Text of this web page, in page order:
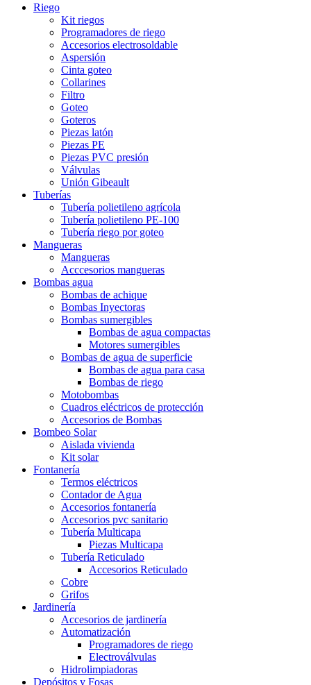
Riego
Kit riegos
Programadores de riego
Accesorios electrosoldable
Aspersión
Cinta goteo
Collarines
Filtro
Goteo
Goteros
Piezas latón
Piezas PE
Piezas PVC presión
Válvulas
Unión Gibeault
Tuberías
Tubería polietileno agrícola
Tubería polietileno PE-100
Tubería riego por goteo
Mangueras
Mangueras
Acccesorios mangueras
Bombas agua
Bombas de achique
Bombas Inyectoras
Bombas sumergibles
Bombas de agua compactas
Motores sumergibles
Bombas de agua de superficie
Bombas de agua para casa
Bombas de riego
Motobombas
Cuadros eléctricos de protección
Accesorios de Bombas
Bombeo Solar
Aislada vivienda
Kit solar
Fontanería
Termos eléctricos
Contador de Agua
Accesorios fontanería
Accesorios pvc sanitario
Tubería Multicapa
Piezas Multicapa
Tubería Reticulado
Accesorios Reticulado
Cobre
Grifos
Jardinería
Accesorios de jardinería
Automatización
Programadores de riego
Electroválvulas
Hidrolimpiadoras
Depósitos y Fosas